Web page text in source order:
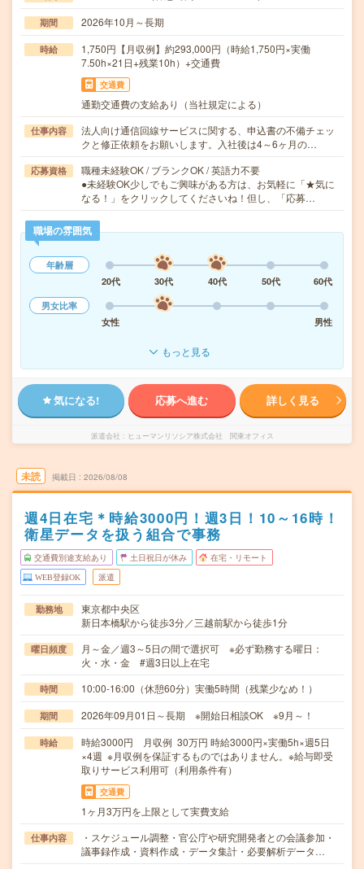
期間 2026年10月～長期
時給
1,750円【月収例】約293,000円（時給1,750円×実働
7.50h×21日+残業10h）+交通費
交通費
通勤交通費の支給あり（当社規定による）
仕事内容
法人向け通信回線サービスに関する、申込書の不備チェッ
クと修正依頼をお願いします。入社後は4～6ヶ月の…
応募資格
職種未経験OK / ブランクOK / 英語力不要
●未経験OK少しでもご興味がある方は、お気軽に「★気に
なる！」をクリックしてくださいね！但し、「応募…
職場の雰囲気
年齢層
20代
30代 40代 50代
60代
男女比率
女性
男性
もっと見る
気になる! 応募へ進む 詳しく見る
派遣会社 ヒューマンリソシア株式会社 関東オフィス
未読 掲載日 2026/08/08
週4日在宅＊時給3000円！週3日！10～16時！
衛星データを扱う組合で事務
交通費別途支給あり 土日祝日が休み 在宅・リモート
WEB登録OK 派遣
勤務地
東京都中央区
新日本橋駅から徒歩3分／三越前駅から徒歩1分
曜日頻度
月～金／週3～5日の間で選択可 ※必ず勤務する曜日：
火・水・金 #週3日以上在宅
時間 10:00-16:00（休憩60分）実働5時間（残業少なめ！）
期間 2026年09月01日～長期 ※開始日相談OK ※9月～！
時給
時給3000円 月収例 30万円 時給3000円×実働5h×週5日
×4週 ※月収例を保証するものではありません。※給与即受
取りサービス利用可（利用条件有）
交通費
1ヶ月3万円を上限として実費支給
仕事内容
・スケジュール調整・官公庁や研究開発者との会議参加・
議事録作成・資料作成・データ集計・必要解析データ…